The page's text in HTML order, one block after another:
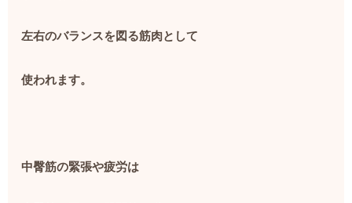
左右のバランスを図る筋肉として
使われます。
中臀筋の緊張や疲労は